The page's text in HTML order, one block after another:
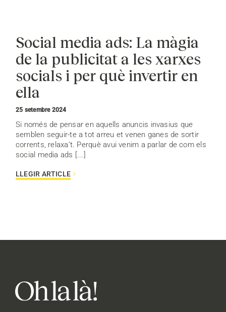
Social media ads: La màgia
de la publicitat a les xarxes
socials i per què invertir en
ella
25 setembre 2024
Si només de pensar en aquells anuncis invasius que
semblen seguir-te a tot arreu et venen ganes de sortir
corrents, relaxa’t. Perquè avui venim a parlar de com els
social media ads [...]
LLEGIR ARTICLE